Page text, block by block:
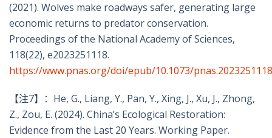
(2021). Wolves make roadways safer, generating large
economic returns to predator conservation.
Proceedings of the National Academy of Sciences,
118(22), e2023251118.
https://www.pnas.org/doi/epub/10.1073/pnas.2023251118
【注7】： He, G., Liang, Y., Pan, Y., Xing, J., Xu, J., Zhong,
Z., Zou, E. (2024). China’s Ecological Restoration:
Evidence from the Last 20 Years. Working Paper.